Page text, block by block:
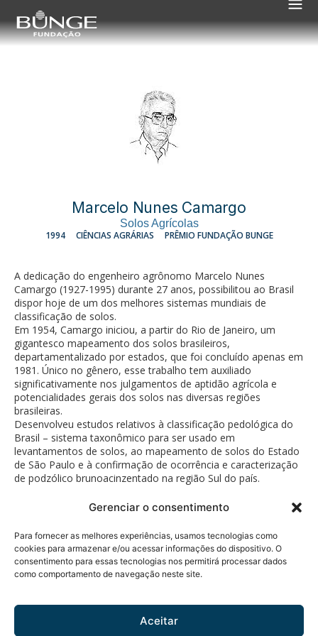
Gerenciar o consentimento
Para fornecer as melhores experiências, usamos tecnologias como
cookies para armazenar e/ou acessar informações do dispositivo. O
consentimento para essas tecnologias nos permitirá processar dados
como comportamento de navegação neste site.
Aceitar
Marcelo Nunes Camargo
Solos Agrícolas
1994
CIÊNCIAS AGRÁRIAS PRÊMIO FUNDAÇÃO BUNGE
A dedicação do engenheiro agrônomo Marcelo Nunes
Camargo (1927-1995) durante 27 anos, possibilitou ao Brasil
dispor hoje de um dos melhores sistemas mundiais de
classificação de solos.
Em 1954, Camargo iniciou, a partir do Rio de Janeiro, um
gigantesco mapeamento dos solos brasileiros,
departamentalizado por estados, que foi concluído apenas em
1981. Único no gênero, esse trabalho tem auxiliado
significativamente nos julgamentos de aptidão agrícola e
potencialidades gerais dos solos nas diversas regiões
brasileiras.
Desenvolveu estudos relativos à classificação pedológica do
Brasil – sistema taxonômico para ser usado em
levantamentos de solos, ao mapeamento de solos do Estado
de São Paulo e à confirmação de ocorrência e caracterização
de podzólico brunoacinzentado na região Sul do país.
andar
Pinheiros - CEP 05423-010 -
Política de Privacidade